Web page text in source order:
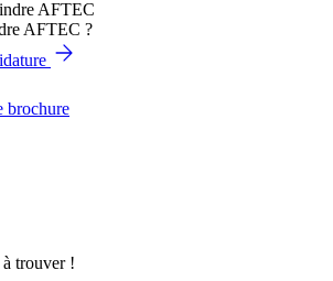
AFTEC ?
brochure
trouver !